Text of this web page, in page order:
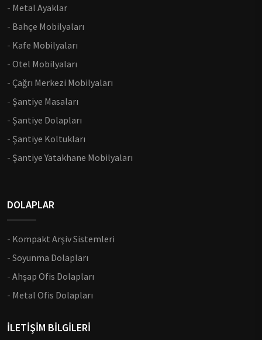
- Metal Ayaklar
- Bahçe Mobilyaları
- Kafe Mobilyaları
- Otel Mobilyaları
- Çağrı Merkezi Mobilyaları
- Şantiye Masaları
- Şantiye Dolapları
- Şantiye Koltukları
- Şantiye Yatakhane Mobilyaları
DOLAPLAR
- Kompakt Arşiv Sistemleri
- Soyunma Dolapları
- Ahşap Ofis Dolapları
- Metal Ofis Dolapları
İLETİŞİM BİLGİLERİ